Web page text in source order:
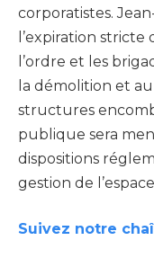
corporatistes.
l’expiration
l’ordre et les
la démolition et
structures
publique sera
dispositions
gestion de
Suivez notre